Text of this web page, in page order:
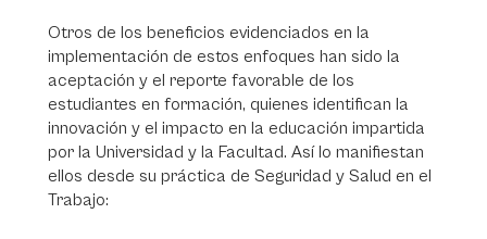
Otros de los beneficios evidenciados en la
implementación de estos enfoques han sido la
aceptación y el reporte favorable de los
estudiantes en formación, quienes identifican la
innovación y el impacto en la educación impartida
por la Universidad y la Facultad. Así lo manifiestan
ellos desde su práctica de Seguridad y Salud en el
Trabajo: